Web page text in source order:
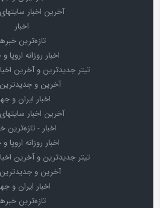
آخرین اخبار
اخبار
تازه‌ترین خبرها
اخبار روزانه اروپا
تیتر جدیدترین و آخرین
آخرین و جدیدترین
اخبار ایران و
آخرین اخبار
اخبار - تازه‌ترین
اخبار روزانه اروپا
تیتر جدیدترین و آخرین
آخرین و جدیدترین
اخبار ایران و
تازه‌ترین خبرها